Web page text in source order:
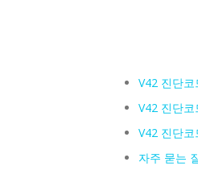
V42 진단코
V42 진단
V42 진단
자주 묻는